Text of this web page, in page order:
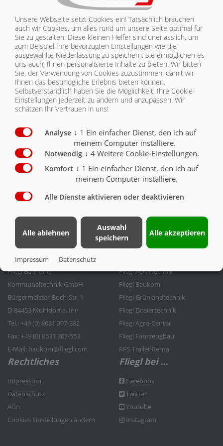
KONTAKT
Aufbau/Rückwand Serie Optional
Mulde ca 5150 mm Boden 6 mm, Seitenwand 6 mm,
hochverschlei.fester Stahl 400-450 HB, ca. 12,5 m³
Wasserma.
X
hydraulische Rückwand mit zusätzlicher
Pendelfunktion
X
Unterzugverstärkung bei der Mulde (Serie) dadurch
wesentlich stabiler bei Abbruch & Felsen
Standard - Lackierung Aufbau RAL 7035 Lichtgrau
(Mulde innen nur grundiert)
X
Lackierung Aufbau nach RAL ........ (Mulde innen nur
grundiert)
O
Schütte über Frontzylinder
Kontakt
Fliegl Bau- und
Kommunaltechnik GmbH
Bürgermeister-Boch-Str. 1
D-84453 Mühldorf a. Inn
Tel.: +49 (0) 8631 307-382
Fax: +49 (0) 8631 307-553
E-Mail: baukom@fliegl.com
Fliegl Gruppe
Fliegl Agrartechnik
Fliegl Baukom
Fliegl Grünlandtechnik
Fliegl Dosiertechnik
Fliegl Agro-Center
Fliegl Fahrzeugbau
RPS Trailer Rental
Rechtliches
Impressum
Datenschutz
AGB
Cookies Einstellungen ändern
Fliegl bei …
Facebook
Twitter
Youtube
Instagram
Unsere Webseite setzt Cookies ein! Tatsächlich brauchen
auch wir Cookies, um alles rund um unsere Seite optimal für
Sie zu gestalten. Diese kleinen Helfer sind unerlässlich, um
zum Beispiel Ihre bevorzugten Einstellungen wie die
ausgewählte Niederlassung zu speichern. Sie ermöglichen es
uns auch, Ihnen personalisierte Inhalte zu bieten. Wir bitten
Sie, der Verwendung von Cookies zuzustimmen, damit wir
Ihnen das bestmögliche Erlebnis bieten können.
Selbstverständlich haben Sie die Möglichkeit, Ihre Cookie-
Einstellungen jederzeit zu ändern und anzupassen. Wir
schätzen Ihr Vertrauen in uns!
Analyse ↓ 1 Ein einfacher Dienst, den ich auf
meinem Computer installiere.
Notwendig ↓ 4 Weitere Cookie-Einstellungen.
Komfort ↓ 1 Ein einfacher Dienst, den ich auf
meinem Computer installiere.
Alle Dienste aktivieren oder deaktivieren
Alle ablehnen
Auswahl
speichern
Alle akzeptieren
Impressum Datenschutz